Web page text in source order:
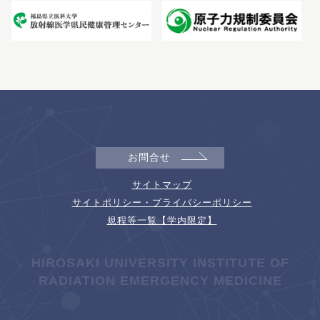
お問合せ
サイトマップ
サイトポリシー・プライバシーポリシー
規程等一覧【学内限定】
HIROSAKI UNIVERSITY INSTITUTE OF
RADIATION EMERGENCY MEDICINE